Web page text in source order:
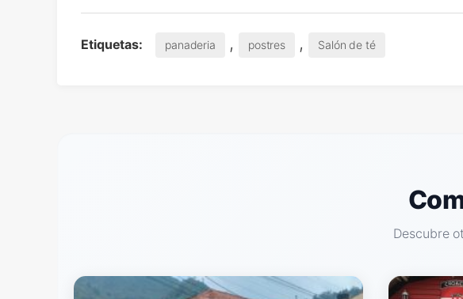
Etiquetas: panaderia , postres , Salón de té
Descubre